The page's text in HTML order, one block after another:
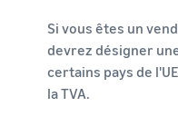
Si vous êtes un
devrez désigner
certains pays de
la TVA.